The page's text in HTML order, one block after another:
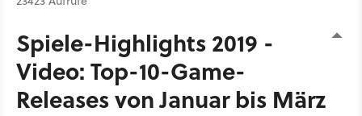
Spiele-Highlights 2019 -
Video: Top-10-Game-
Releases von Januar bis März